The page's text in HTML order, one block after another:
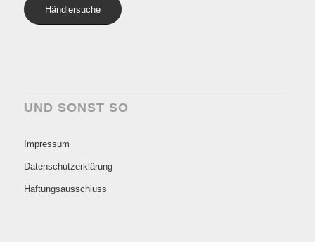
Händlersuche
UND SONST SO
Impressum
Datenschutzerklärung
Haftungsausschluss